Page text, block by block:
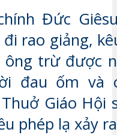
Đức
rao giảng,
ông trừ được
đau ốm và
Giáo Hội
phép lạ xảy ra